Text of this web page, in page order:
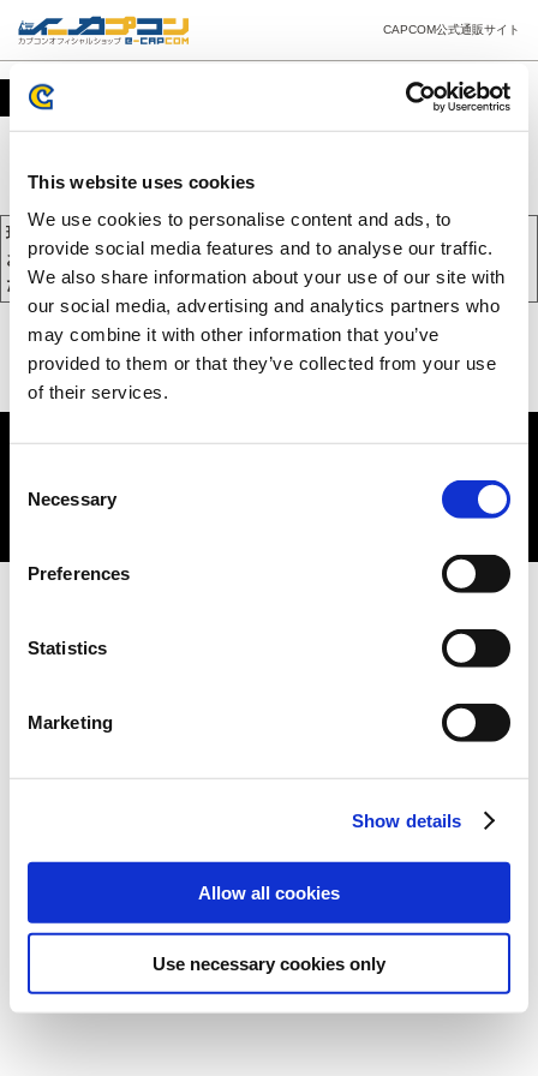
This website uses cookies
We use cookies to personalise content and ads, to
provide social media features and to analyse our traffic.
We also share information about your use of our site with
our social media, advertising and analytics partners who
may combine it with other information that you’ve
provided to them or that they’ve collected from your use
of their services.
Selection
Necessary
Preferences
Statistics
Marketing
Show details
Allow all cookies
Use necessary cookies only
CAPCOM公式通販サイト
カート
現在、カートには商品が入っておりません。
お買い物を続けるには下の 「お買い物を続ける」 をクリックしてく
ださい。